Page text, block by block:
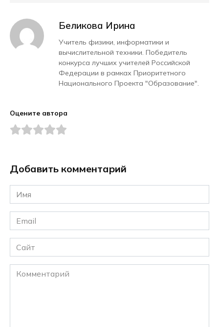
Беликова Ирина
Учитель физики, информатики и
вычислительной техники. Победитель
конкурса лучших учителей Российской
Федерации в рамках Приоритетного
Национального Проекта "Образование".
Оцените автора
Добавить комментарий
Имя
*
Email
*
Сайт
Комментарий